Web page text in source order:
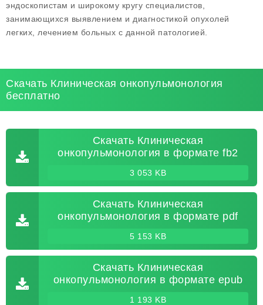
эндоскопистам и широкому кругу специалистов,
занимающихся выявлением и диагностикой опухолей
легких, лечением больных с данной патологией.
Скачать Клиническая онкопульмонология
бесплатно
Скачать Клиническая
онкопульмонология в формате fb2
3 053 KB
Скачать Клиническая
онкопульмонология в формате pdf
5 153 KB
Скачать Клиническая
онкопульмонология в формате epub
1 193 KB